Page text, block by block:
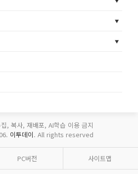
, 복사, 재배포, AI학습 이용 금지
이투데이. All rights reserved
PC버전 사이트맵